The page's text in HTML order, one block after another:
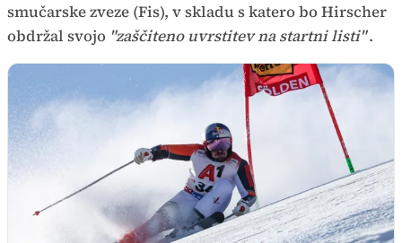
smučarske zveze (Fis), v skladu s katero bo Hirscher
obdržal svojo "zaščiteno uvrstitev na startni listi".